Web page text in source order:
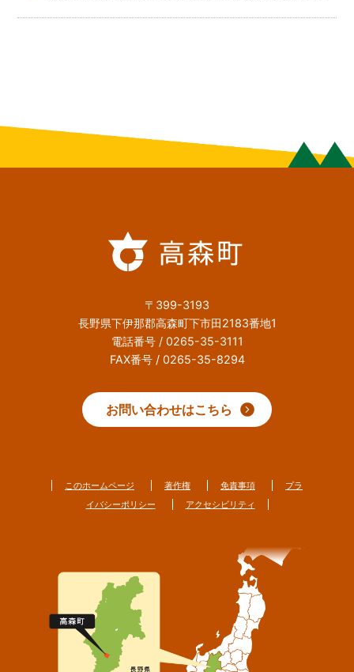
〒399-3193
長野県下伊那郡高森町下市田2183番地1
電話番号 / 0265-35-3111
FAX番号 / 0265-35-8294
お問い合わせはこちら
このホームページ 著作権 免責事項
プラ
イバシーポリシー
アクセシビリティ